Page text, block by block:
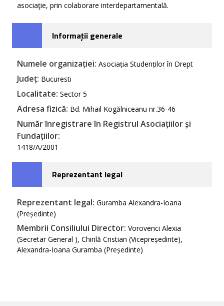
asociaţie, prin colaborare interdepartamentală.
Informații generale
Numele organizației: Asociația Studenților în Drept
Județ: Bucuresti
Localitate: Sector 5
Adresa fizică: Bd. Mihail Kogălniceanu nr.36-46
Număr înregistrare în Registrul Asociațiilor și
Fundațiilor:
1418/A/2001
Reprezentant legal
Reprezentant legal: Guramba Alexandra-Ioana
(Președinte)
Membrii Consiliului Director: Vorovenci Alexia
(Secretar General ), Chirilă Cristian (Vicepreședinte),
Alexandra-Ioana Guramba (Președinte)